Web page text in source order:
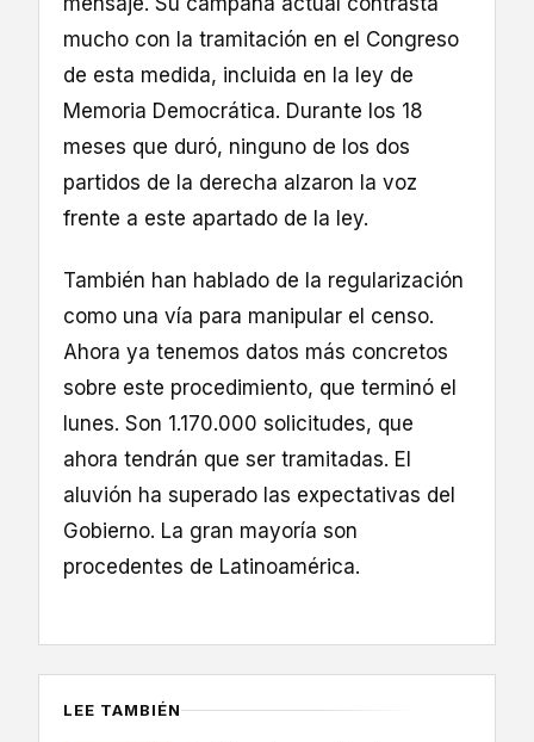
mucho con la tramitación en el Congreso
de esta medida, incluida en la ley de
Memoria Democrática. Durante los 18
meses que duró, ninguno de los dos
partidos de la derecha alzaron la voz
frente a este apartado de la ley.
También han hablado de la regularización
como una vía para manipular el censo.
Ahora ya tenemos datos más concretos
sobre este procedimiento, que terminó el
lunes. Son 1.170.000 solicitudes, que
ahora tendrán que ser tramitadas. El
aluvión ha superado las expectativas del
Gobierno. La gran mayoría son
procedentes de Latinoamérica.
LEE TAMBIÉN